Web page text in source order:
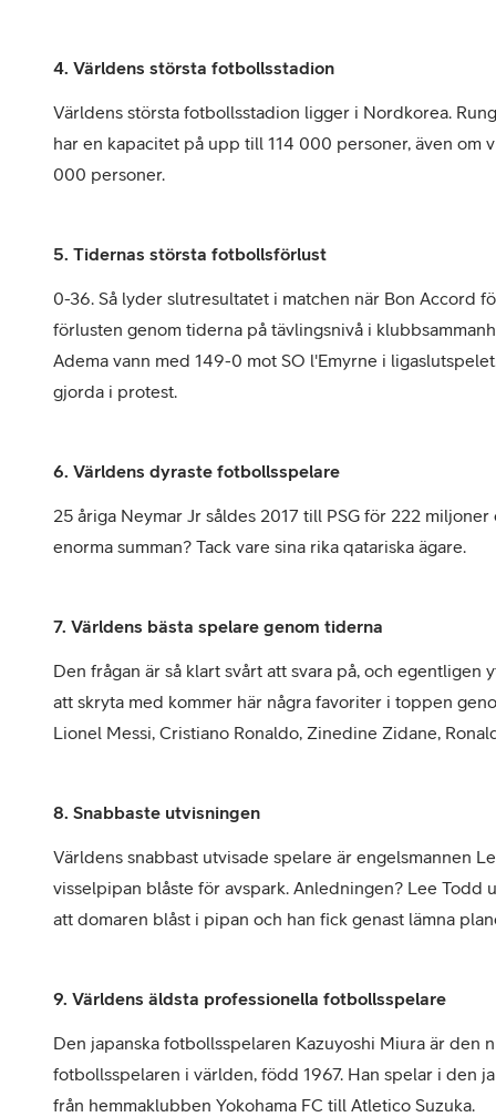
4. Världens största fotbollsstadion
Världens största fotbollsstadion ligger i Nordkorea.
har en kapacitet på upp till 114 000 personer, även om
000 personer.
5. Tidernas största fotbollsförlust
0-36. Så lyder slutresultatet i matchen när Bon Accord
förlusten genom tiderna på tävlingsnivå i
Adema vann med 149-0 mot SO l'Emyrne i
gjorda i protest.
6. Världens dyraste fotbollsspelare
25 åriga Neymar Jr såldes 2017 till PSG för 222
enorma summan? Tack vare sina rika qatariska ägare.
7. Världens bästa spelare genom tiderna
Den frågan är så klart svårt att svara på, och egentligen
att skryta med kommer här några favoriter i toppen
Lionel Messi, Cristiano Ronaldo, Zinedine Zidane,
8. Snabbaste utvisningen
Världens snabbast utvisade spelare är engelsmannen
visselpipan blåste för avspark. Anledningen? Lee Todd
att domaren blåst i pipan och han fick genast lämna
9. Världens äldsta professionella fotbollsspelare
Den japanska fotbollsspelaren Kazuyoshi Miura är den
fotbollsspelaren i världen, född 1967. Han spelar i den
från hemmaklubben Yokohama FC till Atletico Suzuka.